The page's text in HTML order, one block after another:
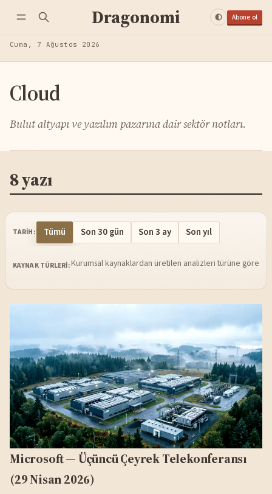
Dragonomi Abone ol
Cuma, 7 Ağustos 2026
Cloud
Bulut altyapı ve yazılım pazarına dair sektör notları.
8 yazı
TARIH: Tümü Son 30 gün Son 3 ay Son yıl
KAYNAK TÜRLERI:Kurumsal kaynaklardan üretilen analizleri türüne göre
Microsoft — Üçüncü Çeyrek Telekonferansı
(29 Nisan 2026)